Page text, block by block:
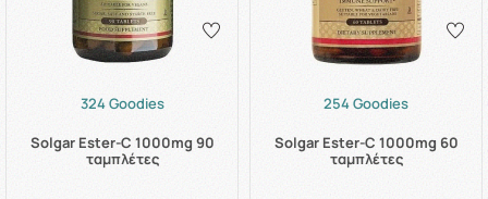
324 Goodies
Solgar Ester-C 1000mg 90
ταμπλέτες
254 Goodies
Solgar Ester-C 1000mg 60
ταμπλέτες